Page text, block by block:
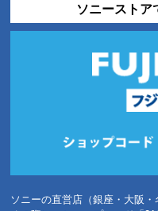
ソニーストア
ソニーの直営店（銀座・大阪